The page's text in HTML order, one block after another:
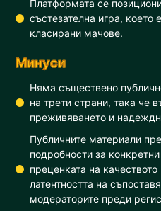
Платформата се
състезателна игра, което
класирани мачове.
Минуси
Няма съществено
на трети страни, така че
преживяването и
Публичните материали
подробности за
преценката на
латентността на
модераторите преди